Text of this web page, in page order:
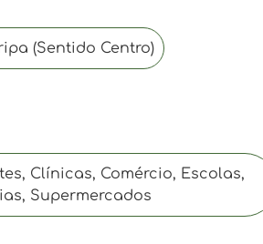
(Sentido Centro)
Clínicas, Comércio, Escolas,
Supermercados